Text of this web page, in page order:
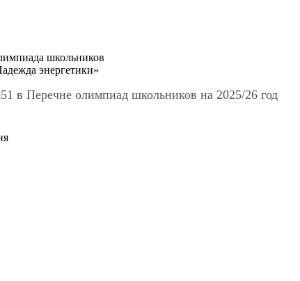
школьников
энергетики»
в Перечне олимпиад школьников на 2025/26 год